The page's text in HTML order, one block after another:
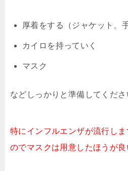
厚着をする（ジャケット、
カイロを持っていく
マスク
などしっかりと準備してくださ
特にインフルエンザが流行し
のでマスクは用意したほうが良